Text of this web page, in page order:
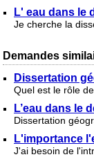
L' eau dans le
Je cherche la
Demandes
Dissertation
Quel est le rôle
L’eau dans le
Dissertation
L'importance
J'ai besoin de